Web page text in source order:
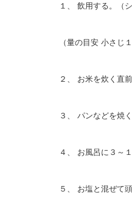
１、 飲用する。（
（量の目安 小さじ
２、 お米を炊く直
３、 パンなどを焼
４、 お風呂に３～
５、 お塩と混ぜて